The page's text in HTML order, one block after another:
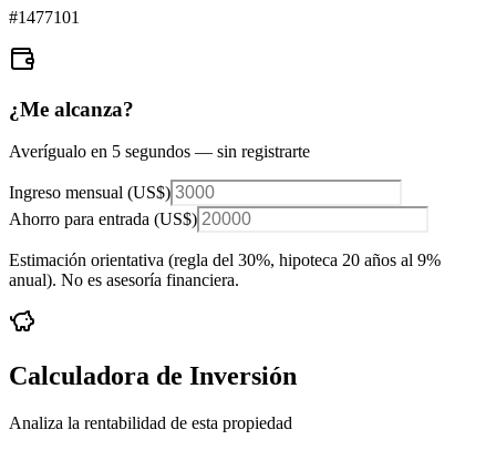
#1477101
¿Me alcanza?
Averígualo en 5 segundos — sin registrarte
Ingreso mensual (US$)
Ahorro para entrada (US$)
Estimación orientativa (regla del 30%, hipoteca 20 años al 9%
anual). No es asesoría financiera.
Calculadora de Inversión
Analiza la rentabilidad de esta propiedad